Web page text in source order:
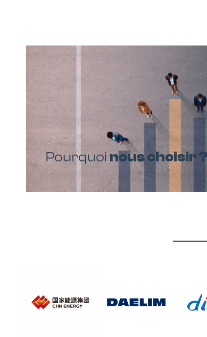
Pourquoinous choisir ?